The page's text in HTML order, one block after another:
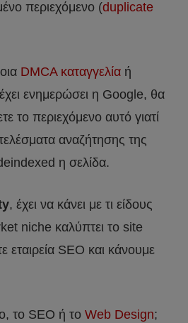
περιεχόμενο (duplicate
DMCA καταγγελία ή
ενημερώσει η Google, θα
το περιεχόμενο αυτό γιατί
αναζήτησης της
η σελίδα.
, έχει να κάνει με τι είδους
niche καλύπτει το site
εταιρεία SEO και κάνουμε
το SEO ή το Web Design;